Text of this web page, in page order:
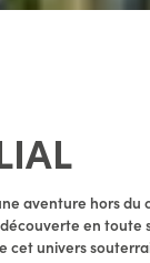
aventure hors du
en toute
cet univers